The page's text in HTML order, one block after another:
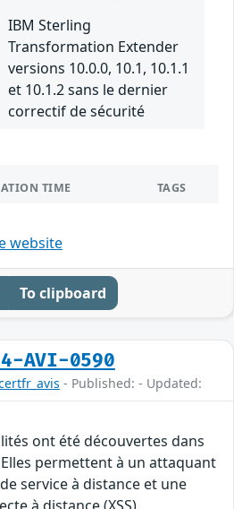
IBM Sterling
Transformation Extender
versions 10.0.0, 10.1, 10.1.1
et 10.1.2 sans le dernier
correctif de sécurité
TIME TAGS
website
To clipboard
AVI-0590
- Published: - Updated:
ont été découvertes dans
permettent à un attaquant
service à distance et une